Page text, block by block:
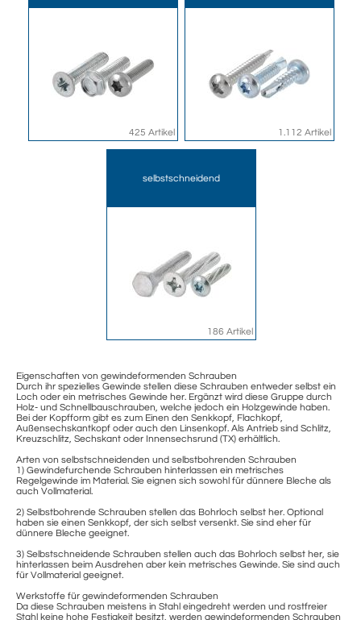
425 Artikel 1.112 Artikel
selbstschneidend
186 Artikel
Eigenschaften von gewindeformenden Schrauben
Durch ihr spezielles Gewinde stellen diese Schrauben entweder selbst ein
Loch oder ein metrisches Gewinde her. Ergänzt wird diese Gruppe durch
Holz- und Schnellbauschrauben, welche jedoch ein Holzgewinde haben.
Bei der Kopfform gibt es zum Einen den Senkkopf, Flachkopf,
Außensechskantkopf oder auch den Linsenkopf. Als Antrieb sind Schlitz,
Kreuzschlitz, Sechskant oder Innensechsrund (TX) erhältlich.
Arten von selbstschneidenden und selbstbohrenden Schrauben
1) Gewindefurchende Schrauben hinterlassen ein metrisches
Regelgewinde im Material. Sie eignen sich sowohl für dünnere Bleche als
auch Vollmaterial.
2) Selbstbohrende Schrauben stellen das Bohrloch selbst her. Optional
haben sie einen Senkkopf, der sich selbst versenkt. Sie sind eher für
dünnere Bleche geeignet.
3) Selbstschneidende Schrauben stellen auch das Bohrloch selbst her, sie
hinterlassen beim Ausdrehen aber kein metrisches Gewinde. Sie sind auch
für Vollmaterial geeignet.
Werkstoffe für gewindeformenden Schrauben
Da diese Schrauben meistens in Stahl eingedreht werden und rostfreier
Stahl keine hohe Festigkeit besitzt, werden gewindeformenden Schrauben